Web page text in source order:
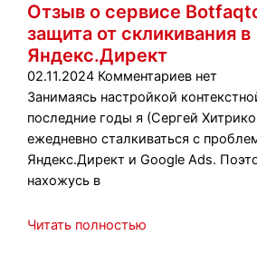
Отзыв о сервисе
защита от скликивания в
Яндекс.Директ
02.11.2024 Комментариев нет
Занимаясь настройкой
последние годы я (Сергей
ежедневно сталкиваться с
Яндекс.Директ и Google Ads.
нахожусь в
Читать полностью